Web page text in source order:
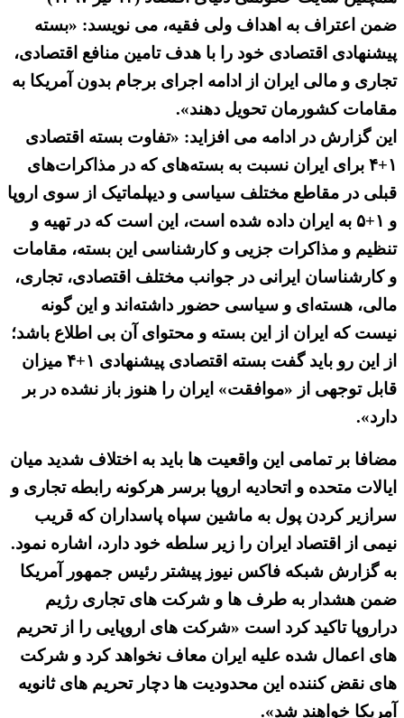
ضمن اعتراف به اهداف ولی فقیه، می نویسد: «بسته
پیشنهادی اقتصادی خود را با هدف تامین منافع اقتصادی،
تجاری و مالی ایران از ادامه اجرای برجام بدون آمریکا به
مقامات کشورمان تحویل دهند».
این گزارش در ادامه می افزاید: «تفاوت بسته اقتصادی
۱+۴ برای ایران نسبت به بسته‌های که در مذاکرات‌های
قبلی در مقاطع مختلف سیاسی و دیپلماتیک از سوی اروپا
و ۱+۵ به ایران داده شده است، این است که در تهیه و
تنظیم و مذاکرات جزیی و کارشناسی این بسته، مقامات
و کارشناسان ایرانی در جوانب مختلف اقتصادی، تجاری،
مالی، هسته‌ای و سیاسی حضور داشته‌اند و این گونه
نیست که ایران از این بسته و محتوای آن بی اطلاع باشد؛
از این رو باید گفت بسته اقتصادی پیشنهادی ۱+۴ میزان
قابل توجهی از «موافقت» ایران را هنوز باز نشده در بر
دارد».
مضافا بر تمامی این واقعیت ها باید به اختلاف شدید میان
ایالات متحده و اتحادیه اروپا برسر هرکونه رابطه تجاری و
سرازیر کردن پول به ماشین سپاه پاسداران که قریب
نیمی از اقتصاد ایران را زیر سلطه خود دارد، اشاره نمود.
به گزارش شبکه فاکس نیوز پیشتر رئیس جمهور آمریکا
ضمن هشدار به طرف ها و شرکت های تجاری رژیم
دراروپا تاکید کرد است «شرکت های اروپایی را از تحریم
های اعمال شده علیه ایران معاف نخواهد کرد و شرکت
های نقض کننده این محدودیت ها دچار تحریم های ثانویه
آمریکا خواهند شد».